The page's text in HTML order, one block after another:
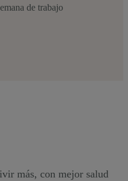
de trabajo
más, con mejor salud